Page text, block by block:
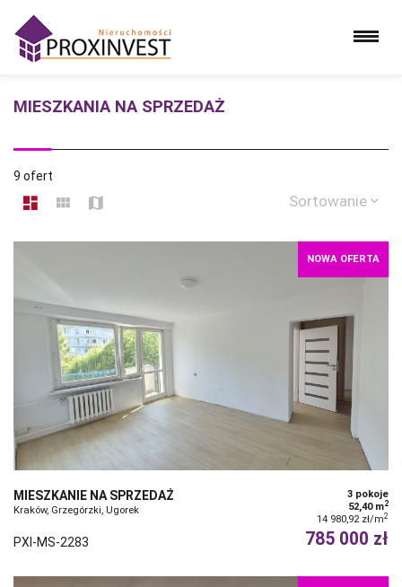
MIESZKANIA NA SPRZEDAŻ
9 ofert
Sortowanie
NOWA OFERTA
MIESZKANIE NA SPRZEDAŻ
Kraków, Grzegórzki, Ugorek
3 pokoje
52,40 m2
14 980,92 zł/m2
PXI-MS-2283 785 000 zł